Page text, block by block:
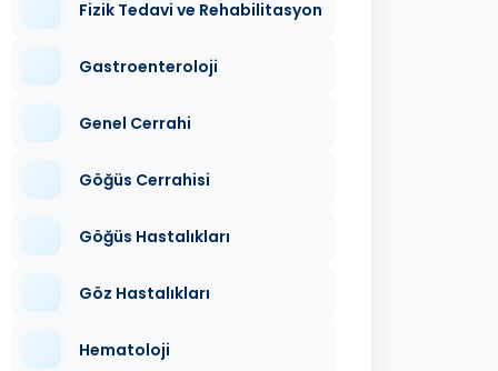
Fizik Tedavi ve Rehabilitasyon
Gastroenteroloji
Genel Cerrahi
Göğüs Cerrahisi
Göğüs Hastalıkları
Göz Hastalıkları
Hematoloji